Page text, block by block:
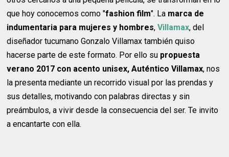
que hoy conocemos como "fashion film". La marca de
indumentaria para mujeres y hombres,Villamax, del
diseñador tucumano Gonzalo Villamax también quiso
hacerse parte de este formato. Por ello su propuesta
verano 2017 con acento unisex, Auténtico Villamax, nos
la presenta mediante un recorrido visual por las prendas y
sus detalles, motivando con palabras directas y sin
preámbulos, a vivir desde la consecuencia del ser. Te invito
a encantarte con ella.